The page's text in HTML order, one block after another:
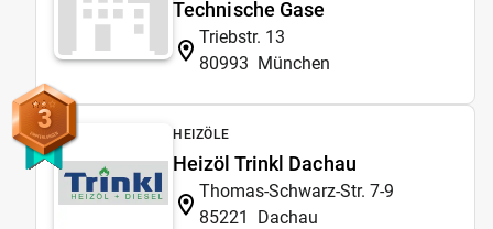
Technische Gase
Triebstr. 13
80993 München
3 HEIZÖLE
Heizöl Trinkl Dachau
Thomas-Schwarz-Str. 7-9
85221
Dachau